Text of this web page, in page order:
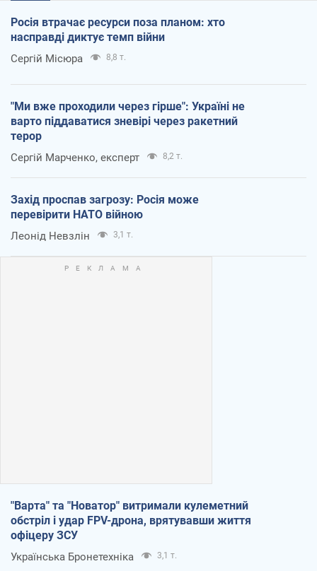
Росія втрачає ресурси поза планом: хто
насправді диктує темп війни
Сергій Місюра 8,8 т.
"Ми вже проходили через гірше": Україні не
варто піддаватися зневірі через ракетний
терор
Сергій Марченко, експерт 8,2 т.
Захід проспав загрозу: Росія може
перевірити НАТО війною
Леонід Невзлін 3,1 т.
"Варта" та "Новатор" витримали кулеметний
обстріл і удар FPV-дрона, врятувавши життя
офіцеру ЗСУ
Українська Бронетехніка 3,1 т.